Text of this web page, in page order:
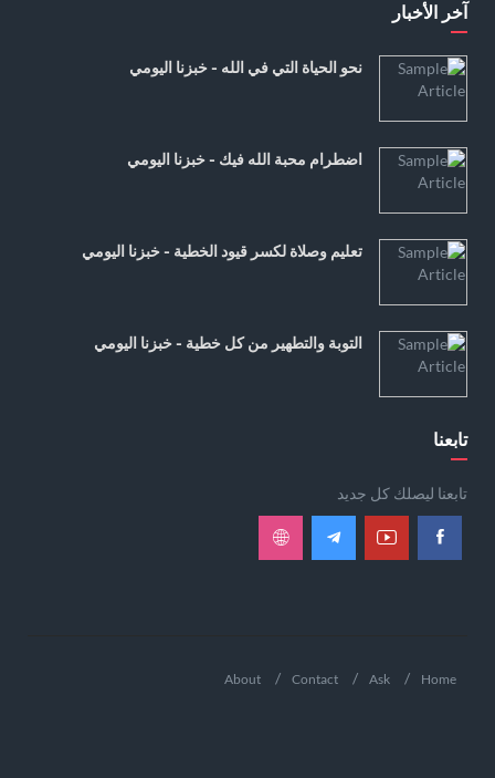
آخر الأخبار
نحو الحياة التي في الله - خبزنا اليومي
اضطرام محبة الله فيك - خبزنا اليومي
تعليم وصلاة لكسر قيود الخطية - خبزنا اليومي
التوبة والتطهير من كل خطية - خبزنا اليومي
تابعنا
تابعنا ليصلك كل جديد
Home
Ask
Contact
About